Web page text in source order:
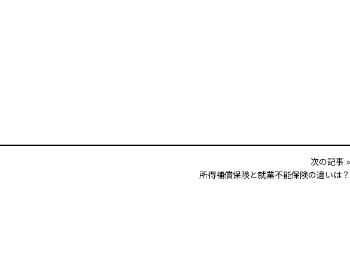
次の記事 »
所得補償保険と就業不能保険の違いは？